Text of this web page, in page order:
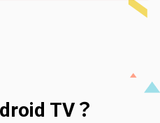
TV？